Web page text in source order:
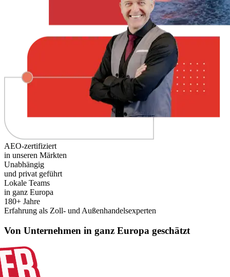
AEO-zertifiziert
in unseren Märkten
Unabhängig
und privat geführt
Lokale Teams
in ganz Europa
180+ Jahre
Erfahrung als Zoll- und Außenhandelsexperten
Von Unternehmen in ganz Europa geschätzt